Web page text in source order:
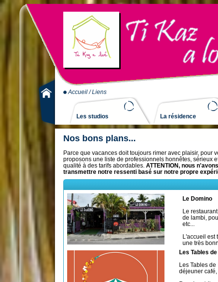
Accueil/ Liens
Les studios La résidence
Nos bons plans...
Parce que vacances doit toujours rimer avec plaisir, pour
proposons une liste de professionnels honnêtes, sérieux
qualité à des tarifs abordables. ATTENTION, nous
transmettre notre ressenti basé sur notre propre
Le Domino
Le
de lambi,
etc...
L'accueil est
une très
Les Tables
Les Tables
déjeuner